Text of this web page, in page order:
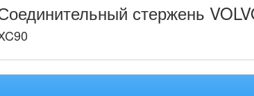
стержень